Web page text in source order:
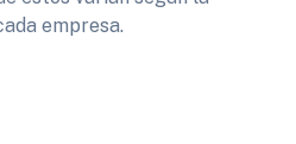
empresa.